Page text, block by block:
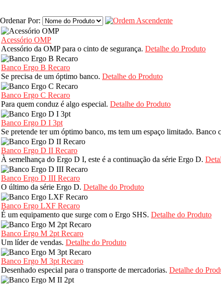
Ordenar Por:
Acessório OMP
Acessório da OMP para o cinto de segurança. Detalhe do Produto
Banco Ergo B Recaro
Se precisa de um óptimo banco. Detalhe do Produto
Banco Ergo C Recaro
Para quem conduz é algo especial. Detalhe do Produto
Banco Ergo D I 3pt
Se pretende ter um óptimo banco, ms tem um espaço limitado.
Banco Ergo D II Recaro
À semelhança do Ergo D I, este é a continuação da série Ergo D.
Banco Ergo D III Recaro
O último da série Ergo D. Detalhe do Produto
Banco Ergo LXF Recaro
É um equipamento que surge com o Ergo SHS. Detalhe do Produto
Banco Ergo M 2pt Recaro
Um líder de vendas. Detalhe do Produto
Banco Ergo M 3pt Recaro
Desenhado especial para o transporte de mercadorias. Detalhe do